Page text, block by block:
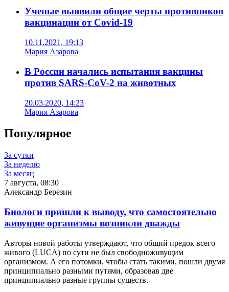
Ученые выявили общие черты противников
вакцинации от Covid-19
10.11.2021, 19:13
Мария Азарова
В России начались испытания вакцины
против SARS-CoV-2 на животных
20.03.2020, 14:23
Мария Азарова
Популярное
За сутки
За неделю
За месяц
7 августа, 08:30
Александр Березин
Биологи пришли к выводу, что самостоятельно
живущие организмы возникли дважды
Авторы новой работы утверждают, что общий предок всего
живого (LUCA) по сути не был свободноживущим
организмом. А его потомки, чтобы стать такими, пошли двумя
принципиально разными путями, образовав две
принципиально разные группы существ.